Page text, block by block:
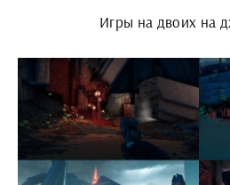
Игры на двоих на